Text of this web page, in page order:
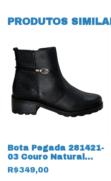
PRODUTOS
Bota Pegada 281421-
03 Couro Natural
Burnished 19584
Preto
R$349,00